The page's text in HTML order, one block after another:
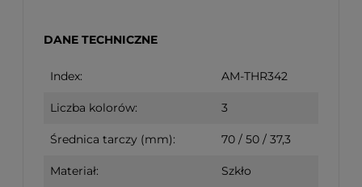
DANE TECHNICZNE
Index: AM-THR342
Liczba kolorów: 3
Średnica tarczy (mm): 70 / 50 / 37,3
Materiał: Szkło